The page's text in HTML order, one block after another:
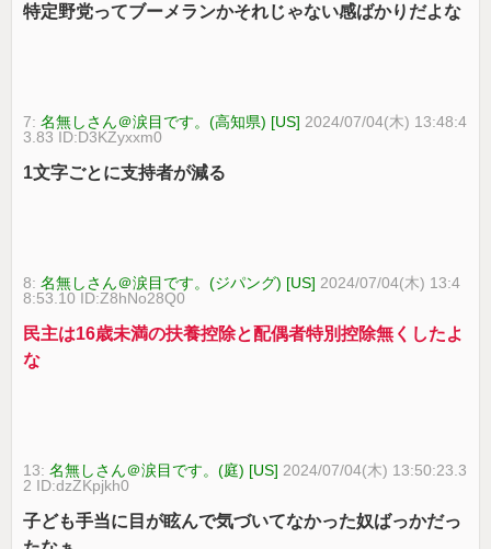
特定野党ってブーメランかそれじゃない感ばかりだよな
7:名無しさん＠涙目です。(高知県) [US] 2024/07/04(木) 13:48:4
3.83 ID:D3KZyxxm0
1文字ごとに支持者が減る
8:名無しさん＠涙目です。(ジパング) [US] 2024/07/04(木) 13:4
8:53.10 ID:Z8hNo28Q0
民主は16歳未満の扶養控除と配偶者特別控除無くしたよ
な
13:名無しさん＠涙目です。(庭) [US] 2024/07/04(木) 13:50:23.3
2 ID:dzZKpjkh0
子ども手当に目が眩んで気づいてなかった奴ばっかだっ